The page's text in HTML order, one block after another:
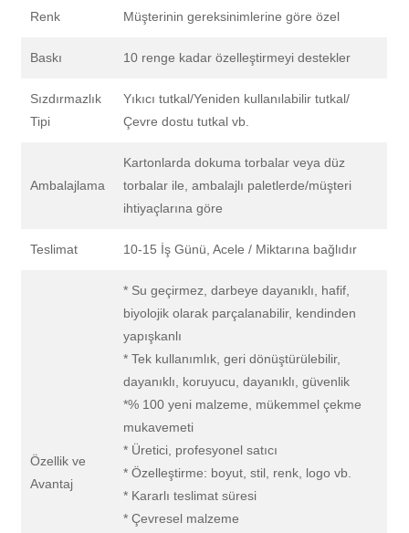
Renk Müşterinin gereksinimlerine göre özel
Baskı 10 renge kadar özelleştirmeyi destekler
Sızdırmazlık
Tipi
Yıkıcı tutkal/Yeniden kullanılabilir tutkal/
Çevre dostu tutkal vb.
Ambalajlama
Kartonlarda dokuma torbalar veya düz
torbalar ile, ambalajlı paletlerde/müşteri
ihtiyaçlarına göre
Teslimat 10-15 İş Günü, Acele / Miktarına bağlıdır
Özellik ve
Avantaj
* Su geçirmez, darbeye dayanıklı, hafif,
biyolojik olarak parçalanabilir, kendinden
yapışkanlı
* Tek kullanımlık, geri dönüştürülebilir,
dayanıklı, koruyucu, dayanıklı, güvenlik
*% 100 yeni malzeme, mükemmel çekme
mukavemeti
* Üretici, profesyonel satıcı
* Özelleştirme: boyut, stil, renk, logo vb.
* Kararlı teslimat süresi
* Çevresel malzeme